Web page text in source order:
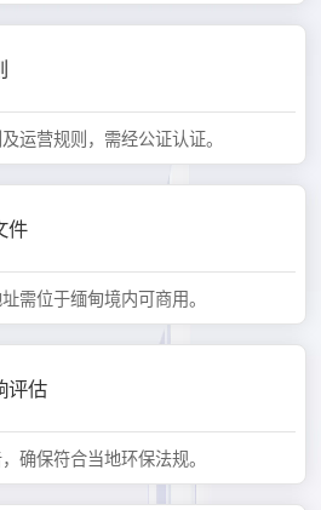
运营规则，需经公证认证。
件
需位于缅甸境内可商用。
评估
确保符合当地环保法规。